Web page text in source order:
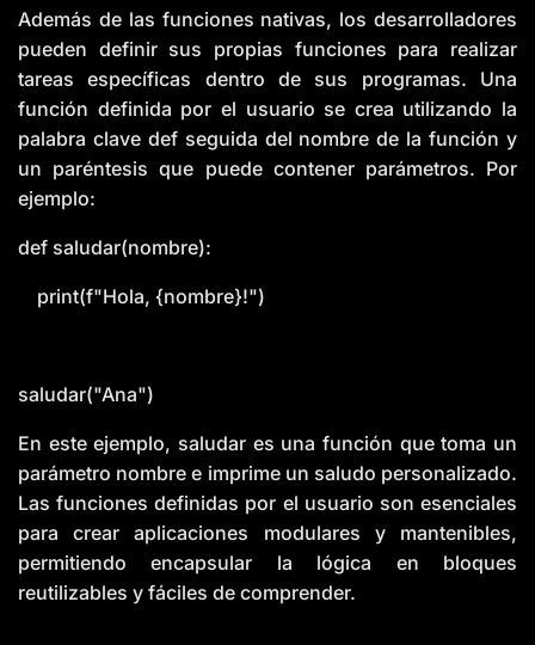
Además de las funciones nativas, los desarrolladores
pueden definir sus propias funciones para realizar
tareas específicas dentro de sus programas. Una
función definida por el usuario se crea utilizando la
palabra clave def seguida del nombre de la función y
un paréntesis que puede contener parámetros. Por
ejemplo:
def saludar(nombre):
print(f"Hola, {nombre}!")
saludar("Ana")
En este ejemplo, saludar es una función que toma un
parámetro nombre e imprime un saludo personalizado.
Las funciones definidas por el usuario son esenciales
para crear aplicaciones modulares y mantenibles,
permitiendo encapsular la lógica en bloques
reutilizables y fáciles de comprender.